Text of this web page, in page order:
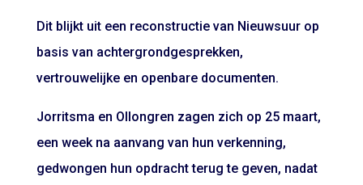
Dit blijkt uit een reconstructie van Nieuwsuur op
basis van achtergrondgesprekken,
vertrouwelijke en openbare documenten.
Jorritsma en Ollongren zagen zich op 25 maart,
een week na aanvang van hun verkenning,
gedwongen hun opdracht terug te geven, nadat